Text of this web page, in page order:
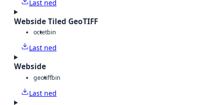
Last ned
Webside Tiled GeoTIFF
octetbin
Last ned
Webside
geotiffbin
Last ned